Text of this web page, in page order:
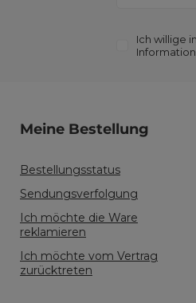
Ich willige
Meine Bestellung
Bestellungsstatus
Sendungsverfolgung
Ich möchte die Ware
reklamieren
Ich möchte vom Vertrag
zurücktreten